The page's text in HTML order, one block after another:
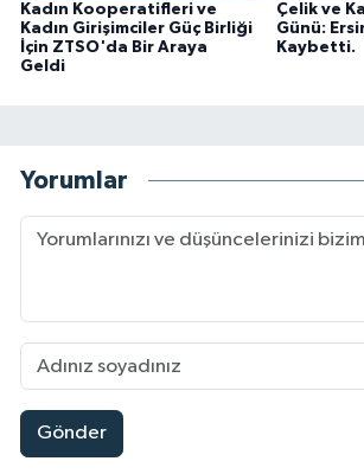
Kadın Kooperatifleri ve
Kadın Girişimciler Güç Birliği
İçin ZTSO'da Bir Araya
Geldi
Çelik ve
Günü:
Kaybetti.
Yorumlar
Gönder